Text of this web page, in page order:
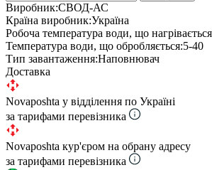
Виробник:СВОД-АС
Країна виробник:Україна
Робоча температура води, що
Температура води, що обробляється:5-40
Тип завантаження:Наповнювач
Доставка
Novaposhta у відділення по Україні
за тарифами перевізника
Novaposhta кур'єром на обрану адресу
за тарифами перевізника